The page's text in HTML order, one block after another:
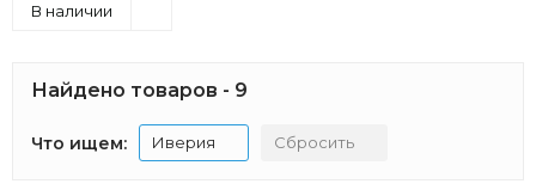
В наличии
Найдено товаров - 9
Что ищем: Иверия Сбросить